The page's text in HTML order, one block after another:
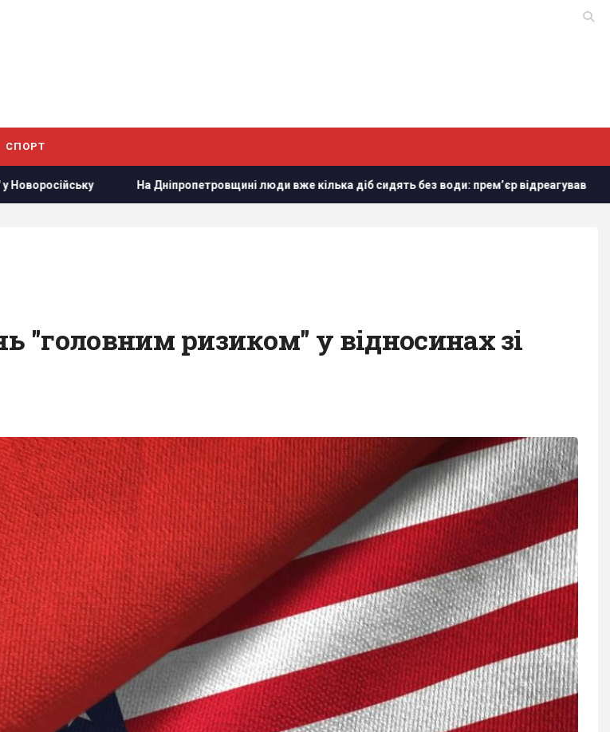
СПОРТ
На Дніпропетровщині люди вже кілька діб сидять без води: прем’єр відреагував Дрон з
"головним ризиком" у відносинах зі